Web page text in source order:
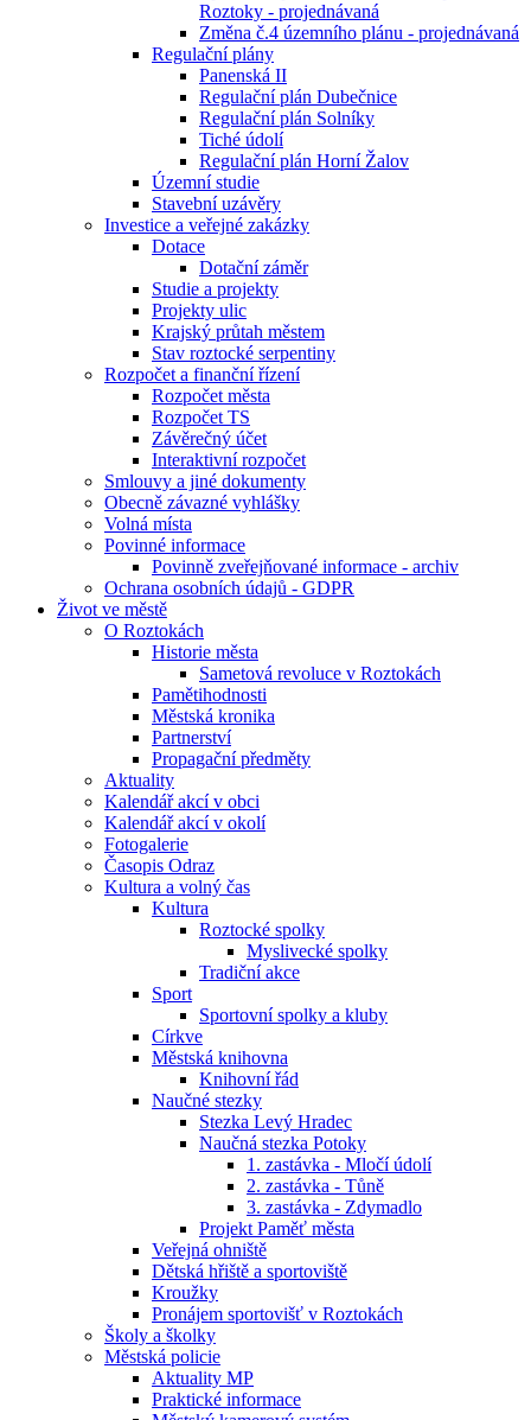
Roztoky - projednávaná
Změna č.4 územního plánu - projednávaná
Regulační plány
Panenská II
Regulační plán Dubečnice
Regulační plán Solníky
Tiché údolí
Regulační plán Horní Žalov
Územní studie
Stavební uzávěry
Investice a veřejné zakázky
Dotace
Dotační záměr
Studie a projekty
Projekty ulic
Krajský průtah městem
Stav roztocké serpentiny
Rozpočet a finanční řízení
Rozpočet města
Rozpočet TS
Závěrečný účet
Interaktivní rozpočet
Smlouvy a jiné dokumenty
Obecně závazné vyhlášky
Volná místa
Povinné informace
Povinně zveřejňované informace - archiv
Ochrana osobních údajů - GDPR
Život ve městě
O Roztokách
Historie města
Sametová revoluce v Roztokách
Pamětihodnosti
Městská kronika
Partnerství
Propagační předměty
Aktuality
Kalendář akcí v obci
Kalendář akcí v okolí
Fotogalerie
Časopis Odraz
Kultura a volný čas
Kultura
Roztocké spolky
Myslivecké spolky
Tradiční akce
Sport
Sportovní spolky a kluby
Církve
Městská knihovna
Knihovní řád
Naučné stezky
Stezka Levý Hradec
Naučná stezka Potoky
1. zastávka - Mločí údolí
2. zastávka - Tůně
3. zastávka - Zdymadlo
Projekt Paměť města
Veřejná ohniště
Dětská hřiště a sportoviště
Kroužky
Pronájem sportovišť v Roztokách
Školy a školky
Městská policie
Aktuality MP
Praktické informace